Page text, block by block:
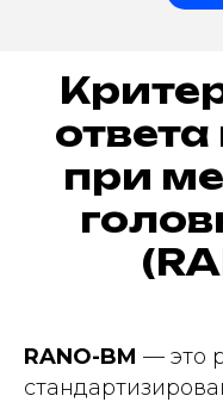
при
RANO-BM — это